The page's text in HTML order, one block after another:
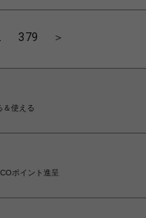
379 ＞
＆使える
ポイント進呈